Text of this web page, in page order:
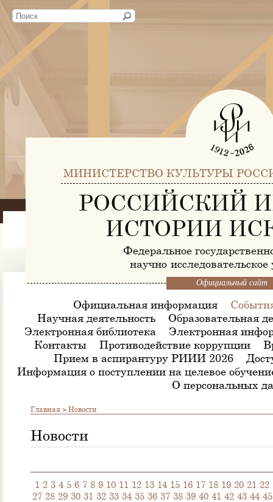
МИНИСТЕРСТВО КУЛЬТУРЫ
РОССИЙСКИЙ
ИСТОРИИ
Федеральное
научно-
Официальный сайт
Официальная информация
Научная деятельность
Образовательная
Электронная библиотека
Электронная
Контакты
Противодействие коррупции
Прием в аспирантуру РИИИ 2026
Информация о поступлении на целевое
О персональных
Главная>Новости
Новости
1 2 3 4 5 6 7 8 9 10 11 12 13 14 15 16 17 18 19 20 21 22
27 28 29 30 31 32 33 34 35 36 37 38 39 40 41 42 43 44 45